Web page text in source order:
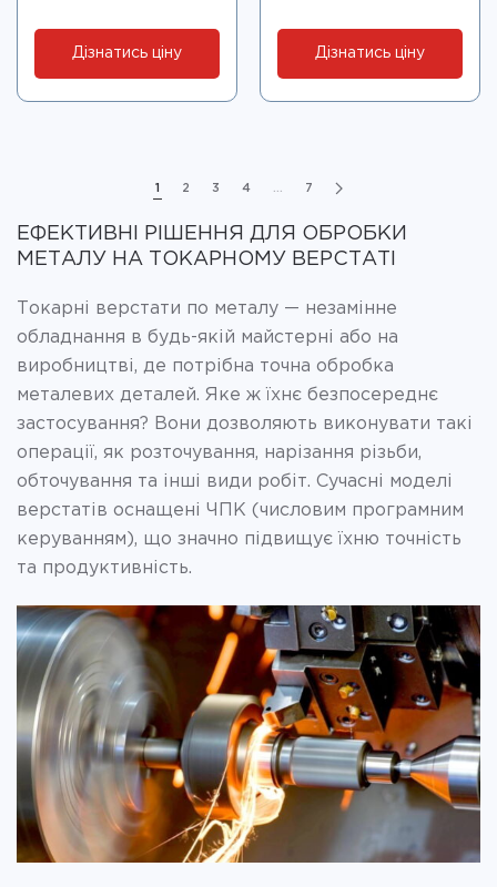
Дізнатись ціну Дізнатись ціну
1 2 3 4 7
ЕФЕКТИВНІ РІШЕННЯ ДЛЯ ОБРОБКИ
МЕТАЛУ НА ТОКАРНОМУ ВЕРСТАТІ
Токарні верстати по металу — незамінне
обладнання в будь-якій майстерні або на
виробництві, де потрібна точна обробка
металевих деталей. Яке ж їхнє безпосереднє
застосування? Вони дозволяють виконувати такі
операції, як розточування, нарізання різьби,
обточування та інші види робіт. Сучасні моделі
верстатів оснащені ЧПК (числовим програмним
керуванням), що значно підвищує їхню точність
та продуктивність.